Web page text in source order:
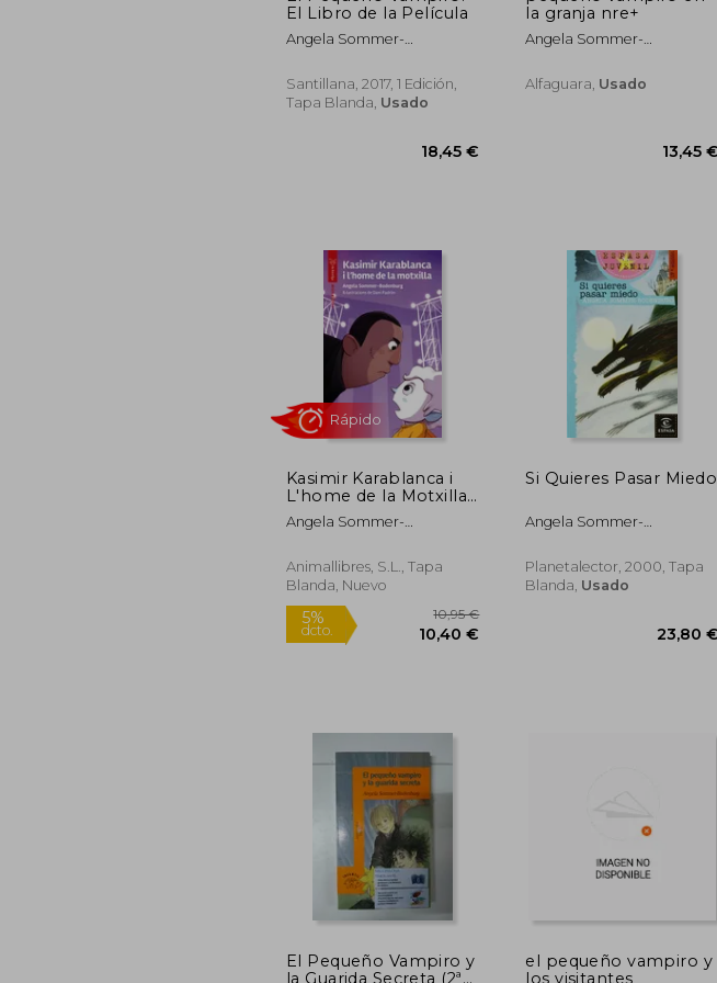
El Libro de la Película
Angela Sommer-
Santillana, 2017, 1 Edición,
Tapa Blanda, Usado
18,45 €
la granja nre+
Angela Sommer-
Alfaguara, Usado
Kasimir Karablanca i
L'home de la Motxilla
(en Catalán)
Angela Sommer-
Animallibres, S.L., Tapa
Blanda, Nuevo
Rápido
Si Quieres Pasar Miedo
Angela Sommer-
Planetalector, 2000, Tapa
Blanda, Usado
El Pequeño Vampiro y
la Guarida Secreta (2ª
el pequeño vampiro y
los visitantes